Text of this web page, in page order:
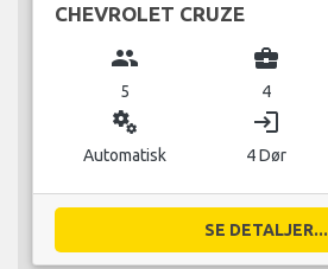
CHEVROLET CRUZE
group
5
business_center
4
miscellaneous_services
Automatisk
login
4 Dør
SE DETALJER...